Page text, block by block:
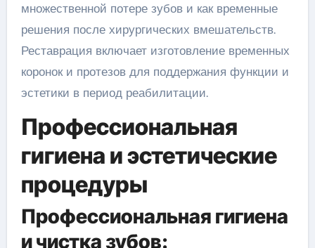
множественной потере зубов и как временные
решения после хирургических вмешательств.
Реставрация включает изготовление временных
коронок и протезов для поддержания функции и
эстетики в период реабилитации.
Профессиональная
гигиена и эстетические
процедуры
Профессиональная гигиена
и чистка зубов: